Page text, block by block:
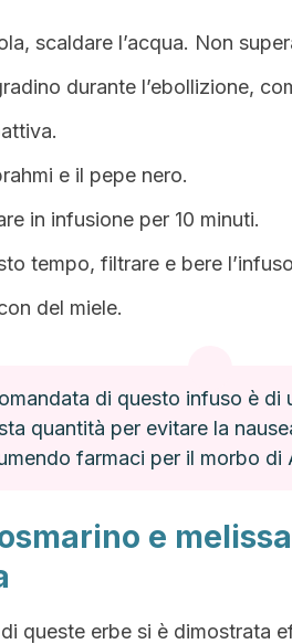
scaldare l’acqua. Non
durante l’ebollizione,
e il pepe nero.
in infusione per 10 minuti.
tempo, filtrare e bere
del miele.
di questo infuso è di
quantità per evitare la
farmaci per il morbo di
e
queste erbe si è dimostrata